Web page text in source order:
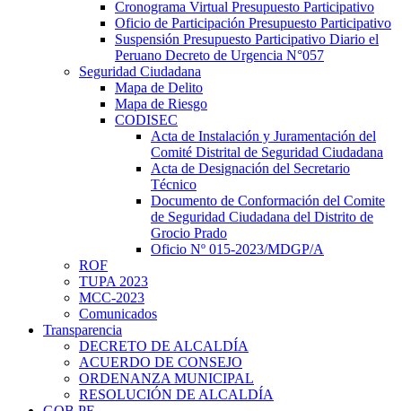
Cronograma Virtual Presupuesto Participativo
Oficio de Participación Presupuesto Participativo
Suspensión Presupuesto Participativo Diario el
Peruano Decreto de Urgencia N°057
Seguridad Ciudadana
Mapa de Delito
Mapa de Riesgo
CODISEC
Acta de Instalación y Juramentación del
Comité Distrital de Seguridad Ciudadana
Acta de Designación del Secretario
Técnico
Documento de Conformación del Comite
de Seguridad Ciudadana del Distrito de
Grocio Prado
Oficio Nº 015-2023/MDGP/A
ROF
TUPA 2023
MCC-2023
Comunicados
Transparencia
DECRETO DE ALCALDÍA
ACUERDO DE CONSEJO
ORDENANZA MUNICIPAL
RESOLUCIÓN DE ALCALDÍA